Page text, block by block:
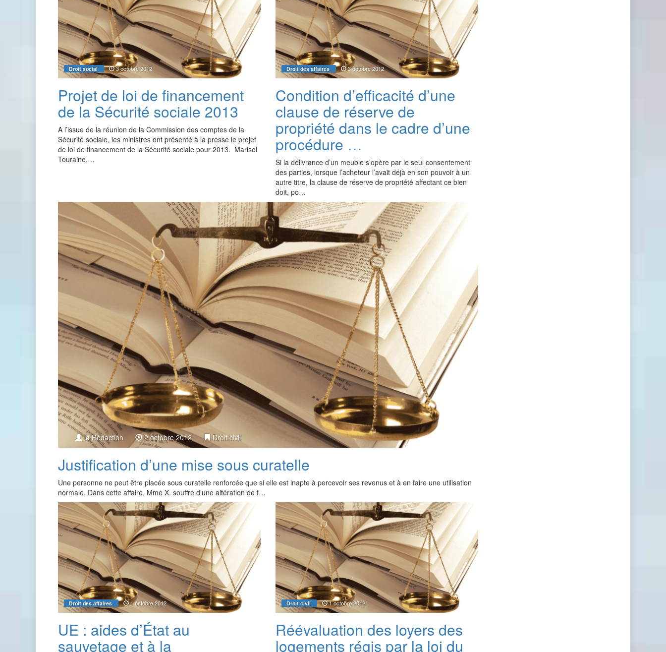
Droit social 3 octobre 2012
Projet de loi de financement
de la Sécurité sociale 2013
A l’issue de la réunion de la Commission des comptes de la
Sécurité sociale, les ministres ont présenté à la presse le projet
de loi de financement de la Sécurité sociale pour 2013. Marisol
Touraine,…
Droit des affaires 3 octobre 2012
Condition d’efficacité d’une
clause de réserve de
propriété dans le cadre d’une
procédure …
Si la délivrance d’un meuble s’opère par le seul consentement
des parties, lorsque l’acheteur l’avait déjà en son pouvoir à un
autre titre, la clause de réserve de propriété affectant ce bien
doit, po…
la Rédaction 2 octobre 2012 Droit civil
Justification d’une mise sous curatelle
Une personne ne peut être placée sous curatelle renforcée que si elle est inapte à percevoir ses revenus et à en faire une utilisation
normale. Dans cette affaire, Mme X. souffre d’une altération de f…
Droit des affaires 1 octobre 2012
UE : aides d’État au
sauvetage et à la
Droit civil 1 octobre 2012
Réévaluation des loyers des
logements régis par la loi du